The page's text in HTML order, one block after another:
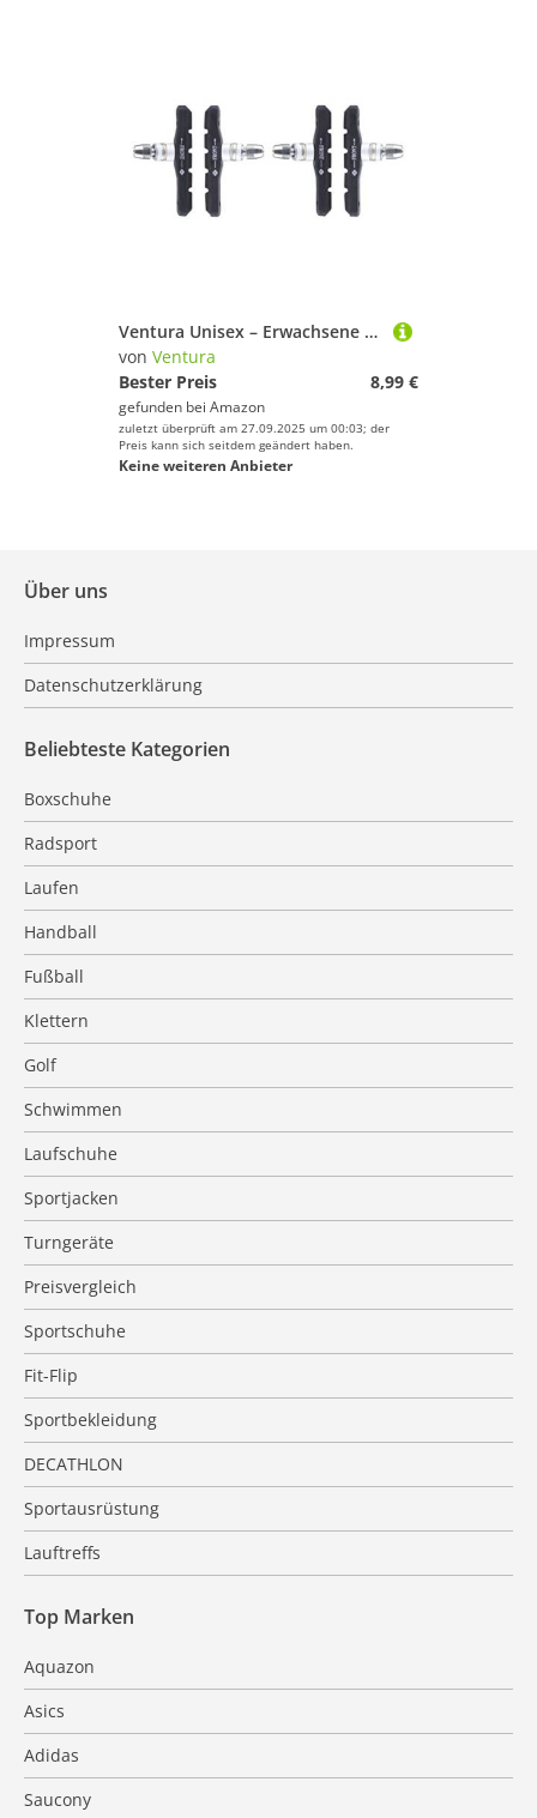
Erfolg beim Suchen und vor allem weiter viel Spaß
und Erfolg beim Fitness & Training!
Ventura Unisex – Erwachsene VBS V-Bremsschuhe, Länge: 70 mm, symmetrisch, schwarz, Material: natürlicher Gummi, mit Bolzen mit Gewinde und Befestigungsteile
von Ventura
Bester Preis
8,99 €
gefunden bei Amazon
zuletzt überprüft am 27.09.2025 um 00:03; der
Preis kann sich seitdem geändert haben.
Keine weiteren Anbieter
Über uns
Impressum
Datenschutzerklärung
Beliebteste Kategorien
Boxschuhe
Radsport
Laufen
Handball
Fußball
Klettern
Golf
Schwimmen
Laufschuhe
Sportjacken
Turngeräte
Preisvergleich
Sportschuhe
Fit-Flip
Sportbekleidung
DECATHLON
Sportausrüstung
Lauftreffs
Top Marken
Aquazon
Asics
Adidas
Saucony